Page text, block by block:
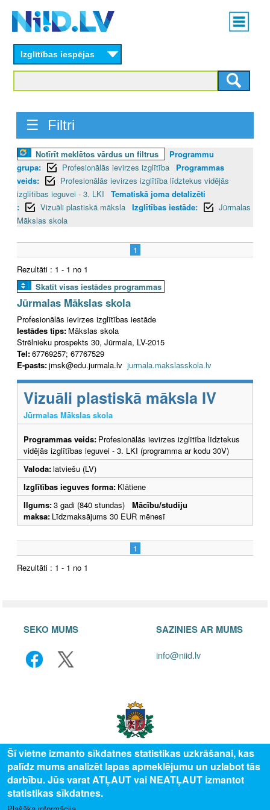
content
Main
menu
Izglītības iespējas
☰ Filtri
Notīrīt meklētos vārdus un filtrus
Programmu
grupa:
Profesionālās ievirzes izglītība
Programmas
veids:
Profesionālās ievirzes izglītība līdztekus vidējās
izglītības ieguvei - 3. LKI
Tematiskā joma detalizēti
:
Vizuāli plastiskā māksla Izglītības iestāde:
Jūrmalas
Mākslas skola
1
Rezultāti : 1 - 1 no 1
Skatīt visas iestādes programmas
Jūrmalas Mākslas skola
Profesionālās ievirzes izglītības iestāde
Iestādes tips: Mākslas skola
Strēlnieku prospekts 30, Jūrmala, LV-2015
Tel:67769257; 67767529
E-pasts:jmsk@edu.jurmala.lv jurmala.makslasskola.lv
Vizuāli plastiskā māksla IV
Jūrmalas Mākslas skola
Programmas veids: Profesionālās ievirzes izglītība līdztekus
vidējās izglītības ieguvei - 3. LKI (programma ar kodu 30V)
Valoda:latviešu (LV)
Izglītības ieguves forma: Klātiene
Ilgums:3 gadi (840 stundas) Mācību/studiju
maksa: Līdzmaksājums 30 EUR mēnesī
1
Rezultāti : 1 - 1 no 1
SEKO MUMS SAZINIES AR MUMS
info@niid.lv
© 2025 Valsts izglītības attīstības aģentūra, publicētā satura visas tiesības
Šī vietne izmanto sīkdatnes statistikas uzkrāšanai, kas
palīdz mums analizēt lapas apmeklējumu un uzlabot tās
darbību. Jūs varat ATĻAUT vai NEATĻAUT izmantot
statistikas sīkdatnes.